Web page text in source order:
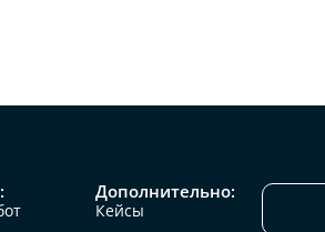
Дополнительно:
Кейсы